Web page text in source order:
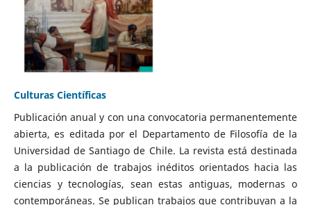
Culturas Científicas
Publicación anual y con una convocatoria permanentemente
abierta, es editada por el Departamento de Filosofía de la
Universidad de Santiago de Chile. La revista está destinada
a la publicación de trabajos inéditos orientados hacia las
ciencias y tecnologías, sean estas antiguas, modernas o
contemporáneas. Se publican trabajos que contribuyan a la